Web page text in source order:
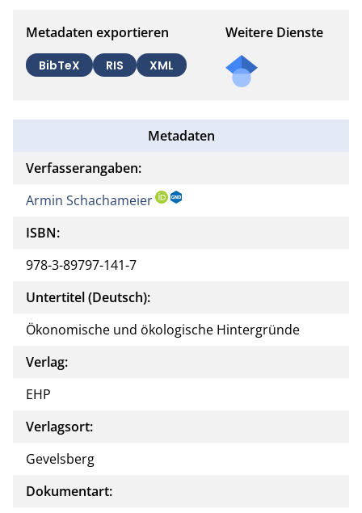
Metadaten exportieren
BibTeX RIS XML
Weitere Dienste
Metadaten
Verfasserangaben:
Armin Schachameier
ISBN:
978-3-89797-141-7
Untertitel (Deutsch):
Ökonomische und ökologische Hintergründe
Verlag:
EHP
Verlagsort:
Gevelsberg
Dokumentart: